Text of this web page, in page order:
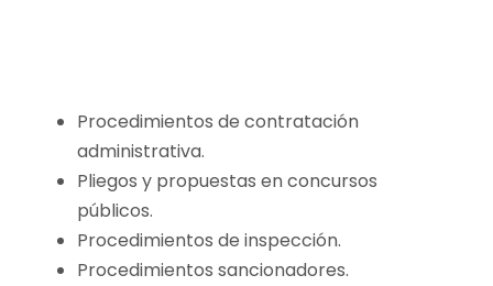
Procedimientos de contratación
administrativa.
Pliegos y propuestas en concursos
públicos.
Procedimientos de inspección.
Procedimientos sancionadores.